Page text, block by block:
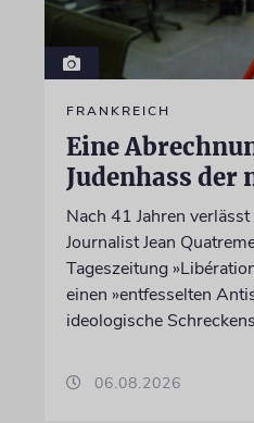
FRANKREICH
Eine
Judenhass der
Nach 41 Jahren
Journalist Jean
Tageszeitung
einen »entfesselten
ideologische
06.08.2026